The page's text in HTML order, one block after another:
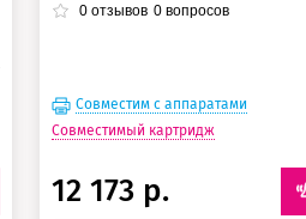
0отзывов 0вопросов
Совместим с аппаратами
Совместимый картридж
12 173 р.